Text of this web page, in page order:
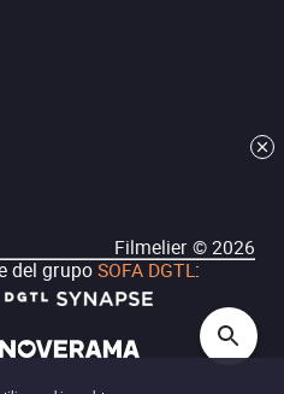
Filmelier ©2026
del grupoSOFA DGTL: